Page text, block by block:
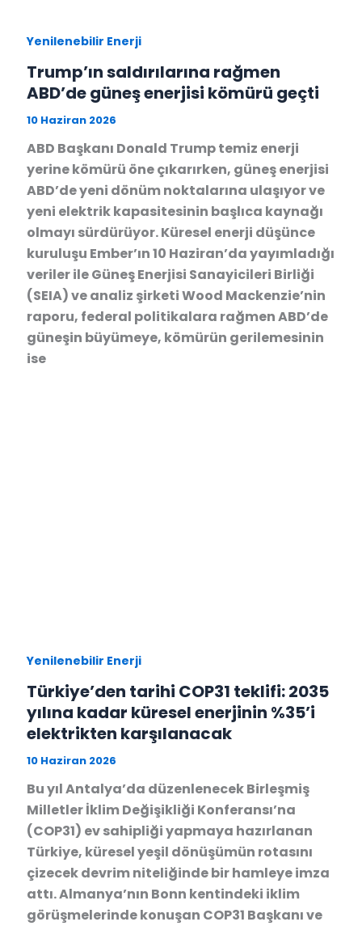
Yenilenebilir Enerji
Trump’ın saldırılarına rağmen
ABD’de güneş enerjisi kömürü geçti
10 Haziran 2026
ABD Başkanı Donald Trump temiz enerji
yerine kömürü öne çıkarırken, güneş enerjisi
ABD’de yeni dönüm noktalarına ulaşıyor ve
yeni elektrik kapasitesinin başlıca kaynağı
olmayı sürdürüyor. Küresel enerji düşünce
kuruluşu Ember’ın 10 Haziran’da yayımladığı
veriler ile Güneş Enerjisi Sanayicileri Birliği
(SEIA) ve analiz şirketi Wood Mackenzie’nin
raporu, federal politikalara rağmen ABD’de
güneşin büyümeye, kömürün gerilemesinin
ise
Yenilenebilir Enerji
Türkiye’den tarihi COP31 teklifi: 2035
yılına kadar küresel enerjinin %35’i
elektrikten karşılanacak
10 Haziran 2026
Bu yıl Antalya’da düzenlenecek Birleşmiş
Milletler İklim Değişikliği Konferansı’na
(COP31) ev sahipliği yapmaya hazırlanan
Türkiye, küresel yeşil dönüşümün rotasını
çizecek devrim niteliğinde bir hamleye imza
attı. Almanya’nın Bonn kentindeki iklim
görüşmelerinde konuşan COP31 Başkanı ve